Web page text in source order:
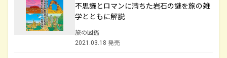
不思議とロマンに満ちた岩石の謎を旅の雑
学とともに解説
旅の図鑑
2021.03.18 発売